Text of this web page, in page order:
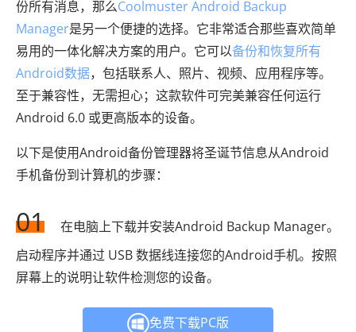
份所有消息，那么Coolmuster Android Backup
Manager是另一个便捷的选择。它非常适合那些喜欢简单
易用的一体化解决方案的用户。它可以备份和恢复所有
Android数据，包括联系人、照片、视频、应用程序等。
至于兼容性，无需担心；这款软件可完美兼容任何运行
Android 6.0 或更高版本的设备。
以下是使用Android备份管理器将圣诞节信息从Android
手机备份到计算机的步骤：
01
在电脑上下载并安装Android Backup Manager。
启动程序并通过 USB 数据线连接您的Android手机。按照
屏幕上的说明让软件检测您的设备。
免费下载PC版